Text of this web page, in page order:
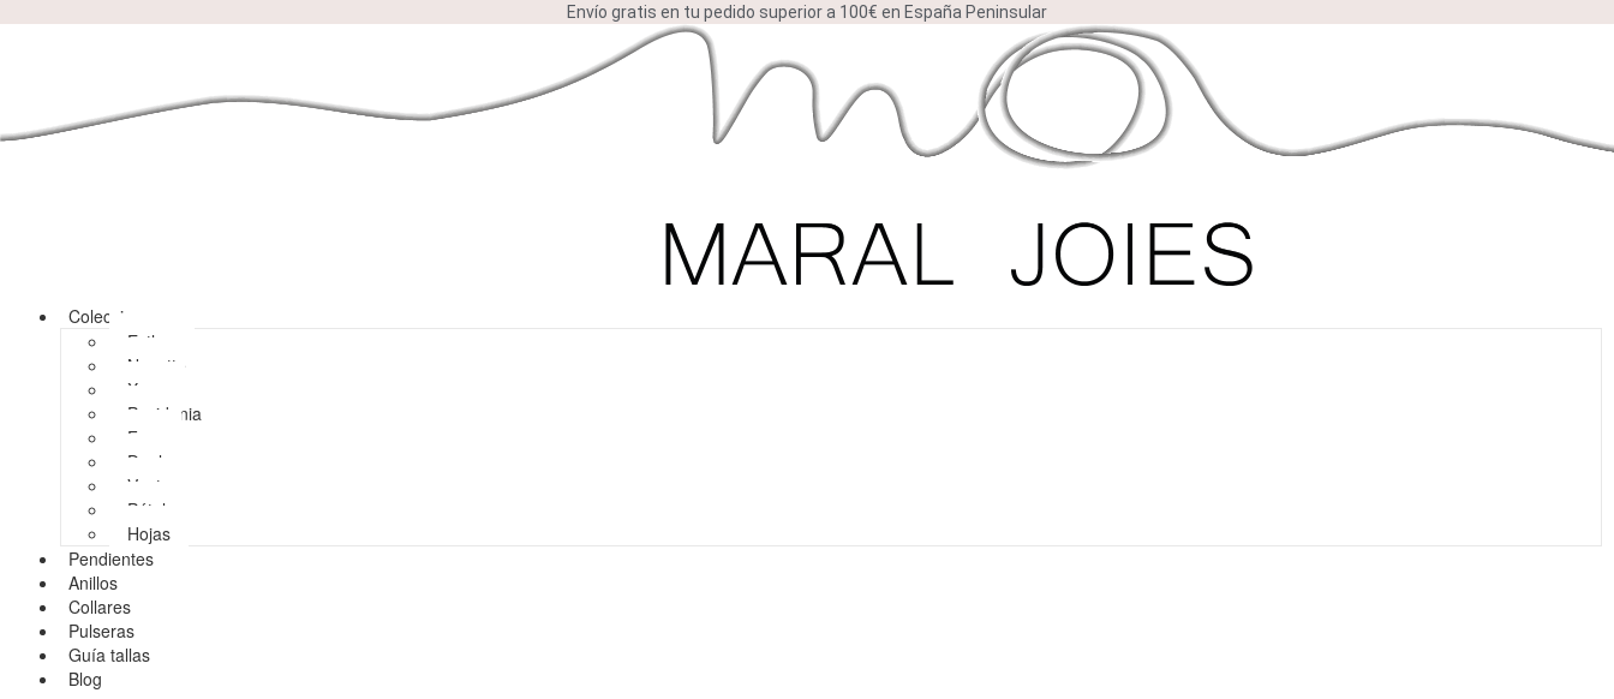
Envío gratis en tu pedido superior a 100€ en España Peninsular
Colecciones
Esther
Navette
Xena
Posidonia
Free
Dual
Vent
Pétalos
Hojas
Pendientes
Anillos
Collares
Pulseras
Guía tallas
Blog